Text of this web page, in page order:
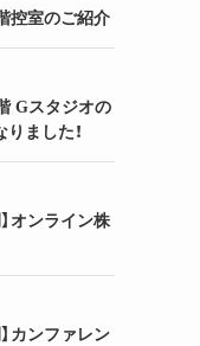
控室のご紹介
Gスタジオの
ました！
オンライン株
カンファレン